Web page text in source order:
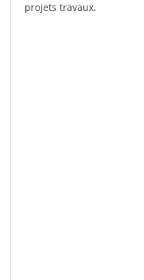
projets travaux.